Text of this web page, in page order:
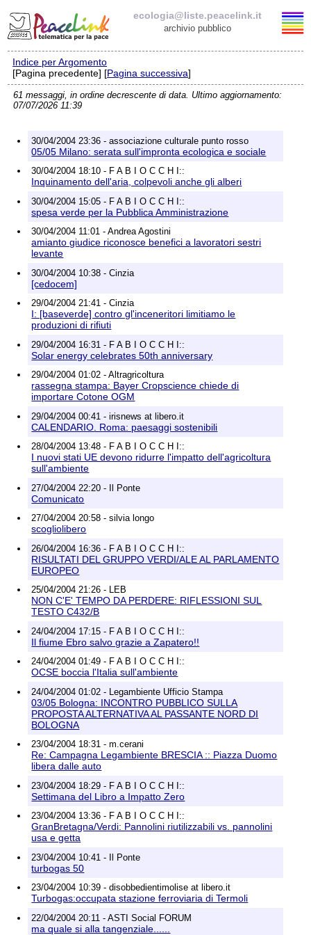
ecologia@liste.peacelink.it
archivio pubblico
Elenco delle liste
ecologia@liste.peacelink.it
Richieste di rimozione
Indice per Argomento
[Pagina precedente] [Pagina successiva]
61 messaggi, in ordine decrescente di data. Ultimo aggiornamento:
07/07/2026 11:39
30/04/2004 23:36 - associazione culturale punto rosso
05/05 Milano: serata sull'impronta ecologica e sociale
30/04/2004 18:10 - F A B I O C C H I::
Inquinamento dell'aria, colpevoli anche gli alberi
30/04/2004 15:05 - F A B I O C C H I::
spesa verde per la Pubblica Amministrazione
30/04/2004 11:01 - Andrea Agostini
amianto giudice riconosce benefici a lavoratori sestri
levante
30/04/2004 10:38 - Cinzia
[cedocem]
29/04/2004 21:41 - Cinzia
I: [baseverde] contro gl'inceneritori limitiamo le
produzioni di rifiuti
29/04/2004 16:31 - F A B I O C C H I::
Solar energy celebrates 50th anniversary
29/04/2004 01:02 - Altragricoltura
rassegna stampa: Bayer Cropscience chiede di
importare Cotone OGM
29/04/2004 00:41 - irisnews at libero.it
CALENDARIO. Roma: paesaggi sostenibili
28/04/2004 13:48 - F A B I O C C H I::
I nuovi stati UE devono ridurre l'impatto dell'agricoltura
sull'ambiente
27/04/2004 22:20 - Il Ponte
Comunicato
27/04/2004 20:58 - silvia longo
scogliolibero
26/04/2004 16:36 - F A B I O C C H I::
RISULTATI DEL GRUPPO VERDI/ALE AL PARLAMENTO
EUROPEO
25/04/2004 21:26 - LEB
NON C'E' TEMPO DA PERDERE: RIFLESSIONI SUL
TESTO C432/B
24/04/2004 17:15 - F A B I O C C H I::
Il fiume Ebro salvo grazie a Zapatero!!
24/04/2004 01:49 - F A B I O C C H I::
OCSE boccia l'Italia sull'ambiente
24/04/2004 01:02 - Legambiente Ufficio Stampa
03/05 Bologna: INCONTRO PUBBLICO SULLA
PROPOSTA ALTERNATIVA AL PASSANTE NORD DI
BOLOGNA
23/04/2004 18:31 - m.cerani
Re: Campagna Legambiente BRESCIA :: Piazza Duomo
libera dalle auto
23/04/2004 18:29 - F A B I O C C H I::
Settimana del Libro a Impatto Zero
23/04/2004 13:36 - F A B I O C C H I::
GranBretagna/Verdi: Pannolini riutilizzabili vs. pannolini
usa e getta
23/04/2004 10:41 - Il Ponte
turbogas 50
23/04/2004 10:39 - disobbedientimolise at libero.it
Turbogas:occupata stazione ferroviaria di Termoli
22/04/2004 20:11 - ASTI Social FORUM
ma quale si alla tangenziale......